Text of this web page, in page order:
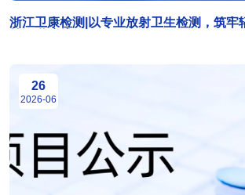
浙江卫康检测|以专业放射卫生检测，筑牢
26
2026-06